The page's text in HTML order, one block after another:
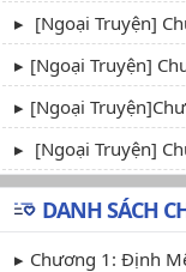
[Ngoại Truyện]
[Ngoại Truyện]
[Ngoại
[Ngoại Truyện]
DANH SÁCH
Chương 1: Định